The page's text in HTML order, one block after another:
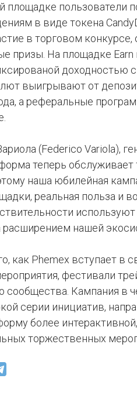
площадке пользователи
в виде токена
в торговом
призы. На площадке Earn
доходностью
выигрывают от
а реферальные
(Federico Variola),
теперь
наша юбилейная
реальная польза и
нашей
как Phemex вступает в
фестивали
сообщества. Кампания в
серии инициатив,
более
торжественных